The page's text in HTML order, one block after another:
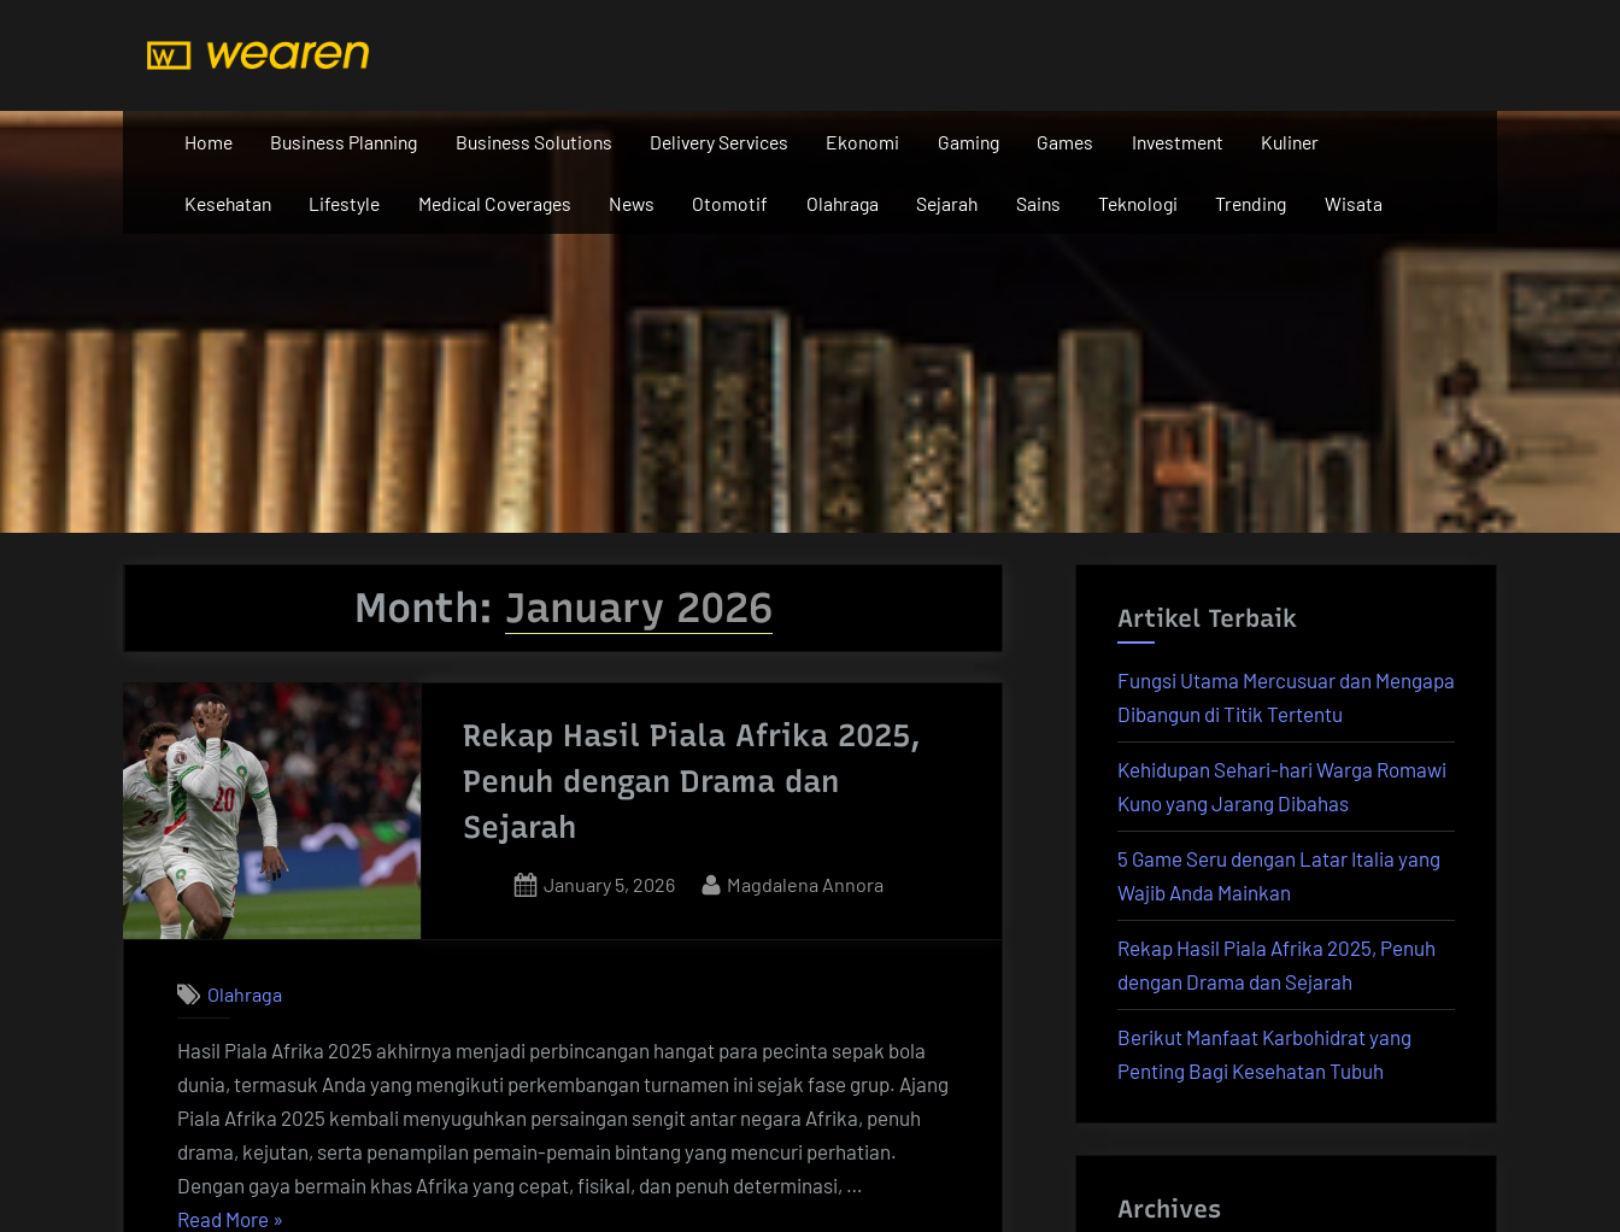
Home Business Planning Business Solutions Delivery Services Ekonomi Gaming Games Investment Kuliner
Kesehatan Lifestyle Medical Coverages News Otomotif Olahraga Sejarah Sains Teknologi Trending Wisata
Month: January 2026
Rekap Hasil Piala Afrika 2025,
Penuh dengan Drama dan
Sejarah
Posted
January 5, 2026 By
Magdalena Annora
Olahraga
Hasil Piala Afrika 2025 akhirnya menjadi perbincangan hangat para pecinta sepak bola
dunia, termasuk Anda yang mengikuti perkembangan turnamen ini sejak fase grup. Ajang
Piala Afrika 2025 kembali menyuguhkan persaingan sengit antar negara Afrika, penuh
drama, kejutan, serta penampilan pemain-pemain bintang yang mencuri perhatian.
Dengan gaya bermain khas Afrika yang cepat, fisikal, dan penuh determinasi, …
Read More “Rekap
»
Artikel Terbaik
Fungsi Utama Mercusuar dan Mengapa
Dibangun di Titik Tertentu
Kehidupan Sehari-hari Warga Romawi
Kuno yang Jarang Dibahas
5 Game Seru dengan Latar Italia yang
Wajib Anda Mainkan
Rekap Hasil Piala Afrika 2025, Penuh
dengan Drama dan Sejarah
Berikut Manfaat Karbohidrat yang
Penting Bagi Kesehatan Tubuh
Archives